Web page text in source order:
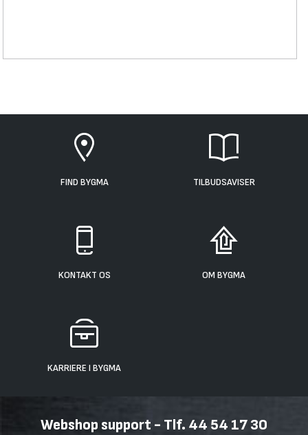
FIND BYGMA TILBUDSAVISER
KONTAKT OS OM BYGMA
KARRIERE I BYGMA
Webshop support - Tlf. 44 54 17 30